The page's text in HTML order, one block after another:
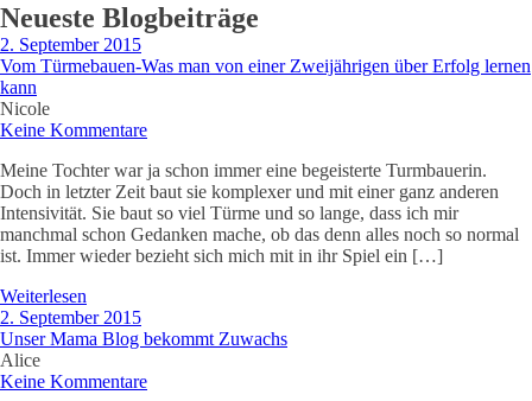
Neueste Blogbeiträge
2. September 2015
Vom Türmebauen-Was man von einer Zweijährigen über Erfolg lernen
kann
Nicole
Keine Kommentare
Meine Tochter war ja schon immer eine begeisterte Turmbauerin.
Doch in letzter Zeit baut sie komplexer und mit einer ganz anderen
Intensivität. Sie baut so viel Türme und so lange, dass ich mir
manchmal schon Gedanken mache, ob das denn alles noch so normal
ist. Immer wieder bezieht sich mich mit in ihr Spiel ein […]
Weiterlesen
2. September 2015
Unser Mama Blog bekommt Zuwachs
Alice
Keine Kommentare